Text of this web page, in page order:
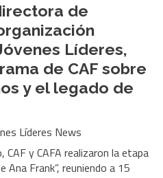
de
Líderes,
de CAF sobre
y el legado de
Líderes News
y CAFA realizaron la etapa
Ana Frank”, reuniendo a 15